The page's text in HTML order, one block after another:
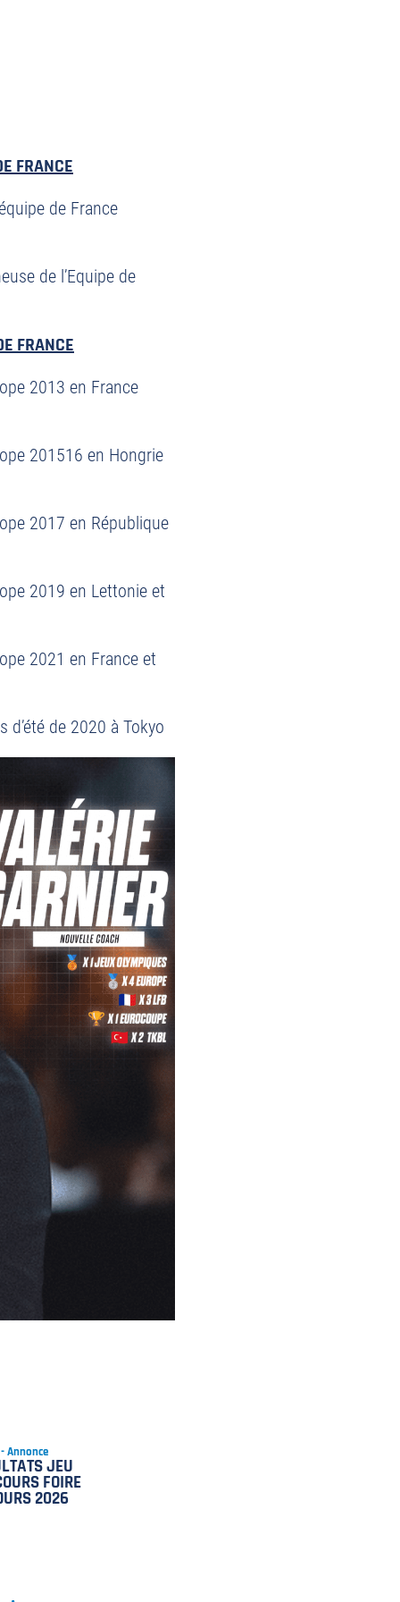
FRANCE
de France
de l’Equipe de
FRANCE
2013 en France
201516 en Hongrie
2017 en République
2019 en Lettonie et
2021 en France et
de 2020 à Tokyo
Annonce
JEU
FOIRE
2026